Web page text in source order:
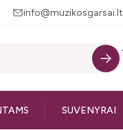
info@muzikosgarsai.lt
SUVENYRAI